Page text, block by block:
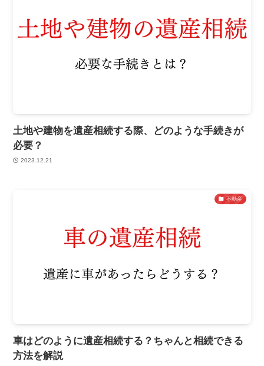
土地や建物を遺産相続する際、どのような手続きが
必要？
2023.12.21
不動産
車はどのように遺産相続する？ちゃんと相続できる
方法を解説